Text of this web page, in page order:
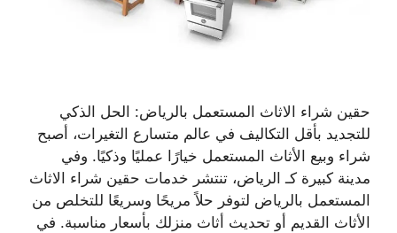
حقين شراء الاثاث المستعمل بالرياض: الحل الذكي
للتجديد بأقل التكاليف في عالم متسارع التغيرات، أصبح
شراء وبيع الأثاث المستعمل خيارًا عمليًا وذكيًا. وفي
مدينة كبيرة كـ الرياض، تنتشر خدمات حقين شراء الاثاث
المستعمل بالرياض لتوفر حلاً مريحًا وسريعًا للتخلص من
الأثاث القديم أو تحديث أثاث منزلك بأسعار مناسبة. في